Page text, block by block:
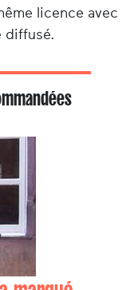
licence avec
diffusé.